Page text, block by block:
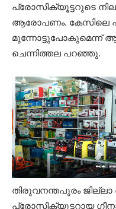
പ്രോസിക്യൂട്ടറുടെ
ആരോപണം. കേസിലെ
മുന്നോട്ടുപോകുമെന്ന്
ചെന്നിത്തല പറഞ്ഞു.
തിരുവനന്തപുരം
പ്രോസിക്യൂട്ടറായ